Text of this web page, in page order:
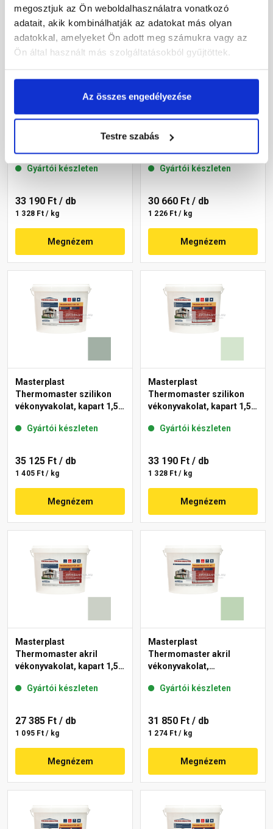
megosztjuk az Ön weboldalhasználatra vonatkozó
adatait, akik kombinálhatják az adatokat más olyan
adatokkal, amelyeket Ön adott meg számukra vagy az
Ön által használt más szolgáltatásokból gyűjtöttek.
Az összes engedélyezése
Testre szabás
Masterplast
Thermomaster szilikon
Gyártói készleten
33 190 Ft / db
1 328 Ft / kg
Megnézem
Masterplast
Thermomaster szilikon
Gyártói készleten
30 660 Ft / db
1 226 Ft / kg
Megnézem
Masterplast
Thermomaster szilikon
vékonyvakolat, kapart 1,5
Gyártói készleten
35 125 Ft / db
1 405 Ft / kg
Megnézem
Masterplast
Thermomaster szilikon
vékonyvakolat, kapart 1,5
Gyártói készleten
33 190 Ft / db
1 328 Ft / kg
Megnézem
Masterplast
Thermomaster akril
vékonyvakolat, kapart 1,5
Gyártói készleten
27 385 Ft / db
1 095 Ft / kg
Megnézem
Masterplast
Thermomaster akril
vékonyvakolat,
41-D 25 kg
Gyártói készleten
31 850 Ft / db
1 274 Ft / kg
Megnézem